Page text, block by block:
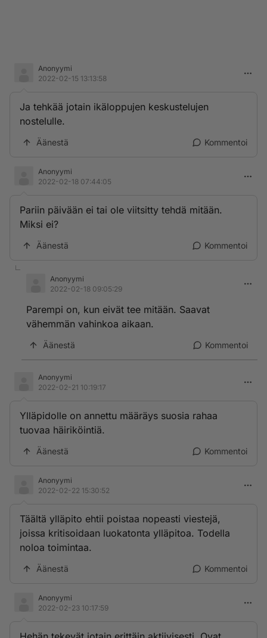
Anonyymi
2022-02-15 13:13:58
Ja tehkää jotain ikäloppujen keskustelujen
nostelulle.
Äänestä Kommentoi
Anonyymi
2022-02-18 07:44:05
Pariin päivään ei tai ole viitsitty tehdä mitään.
Miksi ei?
Äänestä Kommentoi
Anonyymi
2022-02-18 09:05:29
Parempi on, kun eivät tee mitään. Saavat
vähemmän vahinkoa aikaan.
Äänestä Kommentoi
Anonyymi
2022-02-21 10:19:17
Ylläpidolle on annettu määräys suosia rahaa
tuovaa häiriköintiä.
Äänestä Kommentoi
Anonyymi
2022-02-22 15:30:52
Täältä ylläpito ehtii poistaa nopeasti viestejä,
joissa kritisoidaan luokatonta ylläpitoa. Todella
noloa toimintaa.
Äänestä Kommentoi
Anonyymi
2022-02-23 10:17:59